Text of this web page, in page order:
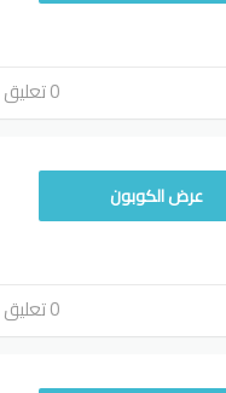
0 تعليق
عرض الكوبون
0 تعليق